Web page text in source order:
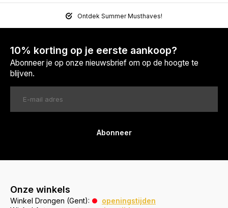
Ontdek Summer Musthaves!
10% korting op je eerste aankoop?
Abonneer je op onze nieuwsbrief om op de hoogte te
blijven.
Abonneer
Onze winkels
Winkel Drongen (Gent):
openingstijden